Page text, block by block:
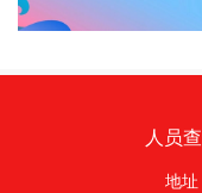
人员
地址